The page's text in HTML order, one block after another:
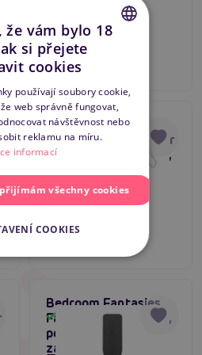
Do košíku
Liebe Seele Fairy
Goat Leather Flogger
Whip (White & Pink),
Skladem
1 495 Kč
Do košíku
Bedroom Fantasies
Faux Leather Paddle,
pevná plácačka na
zadek
Skladem
ENGLISH
že vám bylo 18
si přejete
cookies
používají soubory cookie,
web správně fungovat,
návštěvnost nebo
reklamu na míru.
informací
všechny cookies
COOKIES